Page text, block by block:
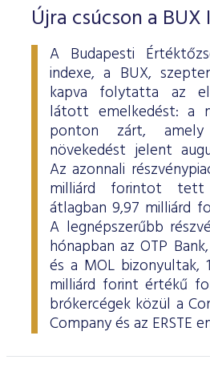
ESG Útmutató
Újra csúcson a BUX
A Budapesti
indexe, a BUX,
kapva folytatta az
látott emelkedést: a
ponton zárt, amely
növekedést jelent
Az azonnali
milliárd forintot
átlagban 9,97 milliárd
A legnépszerűbb
hónapban az OTP
és a MOL bizonyultak,
milliárd forint értékű
brókercégek közül a
Company és az ERSTE